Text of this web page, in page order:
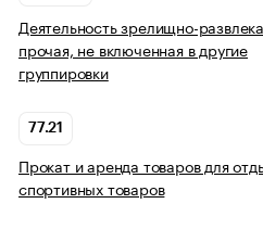
Деятельность зрелищно-
прочая, не включенная в другие
группировки
77.21
Прокат и аренда товаров для
спортивных товаров